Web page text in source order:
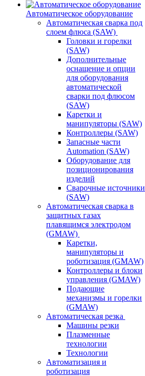
Автоматическое оборудование
Автоматическая сварка под
слоем флюса (SAW)
Головки и горелки
(SAW)
Дополнительные
оснащение и опции
для оборудования
автоматической
сварки под флюсом
(SAW)
Каретки и
манипуляторы (SAW)
Контроллеры (SAW)
Запасные части
Automation (SAW)
Оборудование для
позиционирования
изделий
Сварочные источники
(SAW)
Автоматическая сварка в
защитных газах
плавящимся электродом
(GMAW)
Каретки,
манипуляторы и
роботизация (GMAW)
Контроллеры и блоки
управления (GMAW)
Подающие
механизмы и горелки
(GMAW)
Автоматическая резка
Машины резки
Плазменные
технологии
Технологии
Автоматизация и
роботизация